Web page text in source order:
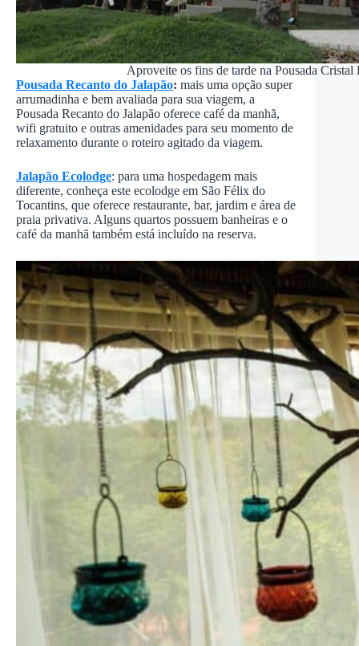
Aproveite os fins de tarde na Pousada
Pousada Recanto do Jalapão: mais uma opção super
arrumadinha e bem avaliada para sua viagem, a
Pousada Recanto do Jalapão oferece café da manhã,
wifi gratuito e outras amenidades para seu momento de
relaxamento durante o roteiro agitado da viagem.
Jalapão Ecolodge: para uma hospedagem mais
diferente, conheça este ecolodge em São Félix do
Tocantins, que oferece restaurante, bar, jardim e área de
praia privativa. Alguns quartos possuem banheiras e o
café da manhã também está incluído na reserva.